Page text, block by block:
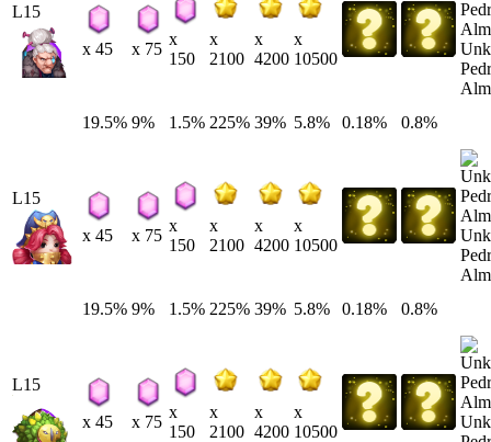
L15
x 45 x 75
x
150
x
2100
x
4200
x
10500
19.5% 9% 1.5% 225% 39% 5.8% 0.18% 0.8%
L15
x 45 x 75
x
150
x
2100
x
4200
x
10500
19.5% 9% 1.5% 225% 39% 5.8% 0.18% 0.8%
L15
x 45 x 75
x
150
x
2100
x
4200
x
10500